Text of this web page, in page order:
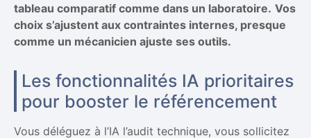
tableau comparatif comme dans un laboratoire. Vos
choix s’ajustent aux contraintes internes, presque
comme un mécanicien ajuste ses outils.
Les fonctionnalités IA prioritaires
pour booster le référencement
Vous déléguez à l’IA l’audit technique, vous sollicitez